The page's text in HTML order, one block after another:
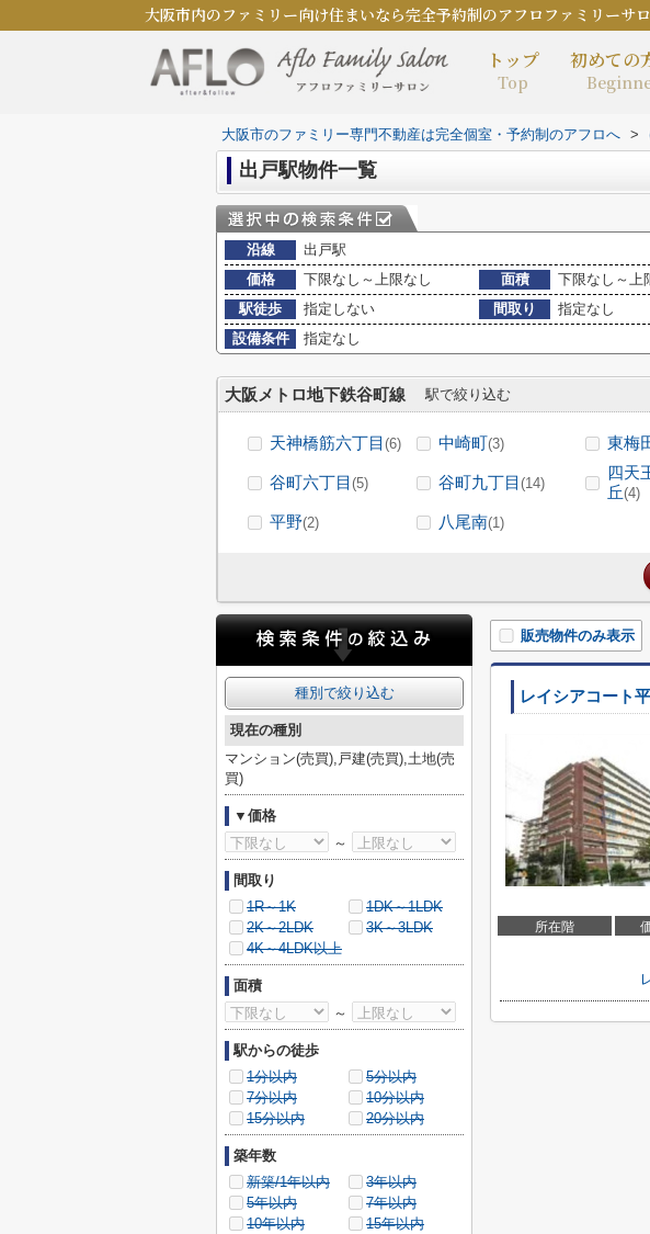
大阪市内のファミリー向け住まいなら完全予約制のアフロファミリーサ
トップ
Top
初めての
大阪市のファミリー専門不動産は完全個室・予約制のアフロへ >
出戸駅物件一覧
沿線
出戸駅
価格
下限なし～上限なし 面積 下限なし～上
駅徒歩
指定しない 間取り
指定なし
設備条件
指定なし
大阪メトロ地下鉄谷町線 駅で絞り込む
天神橋筋六丁目 (6) 中崎町(3) 東梅
谷町六丁目 (5) 谷町九丁目 (14)
四天
丘(4)
平野(2) 八尾南(1)
販売物件のみ表示
レイシアコート
所在階
種別で絞り込む
現在の種別
マンション(売買),戸建(売買),土地(売
買)
▼価格
～
間取り
1R～1K
1DK～1LDK
2K～2LDK
3K～3LDK
4K～4LDK以上
面積
～
駅からの徒歩
1分以内
5分以内
7分以内
10分以内
15分以内
20分以内
築年数
新築/1年以内
3年以内
5年以内
7年以内
10年以内
15年以内